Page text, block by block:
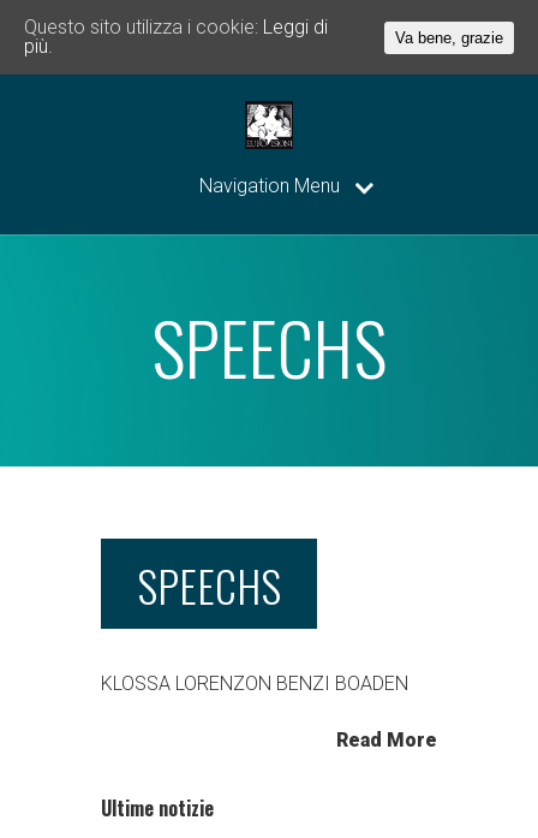
Navigation Menu
SPEECHS
SPEECHS
KLOSSA LORENZON BENZI BOADEN
Read More
Ultime notizie
Questo sito utilizza i cookie: Leggi di
più.
Va bene, grazie